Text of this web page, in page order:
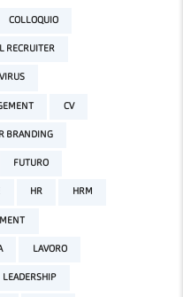
COLLOQUIO
RECRUITER
CV
BRANDING
FUTURO
HR HRM
LAVORO
LEADERSHIP